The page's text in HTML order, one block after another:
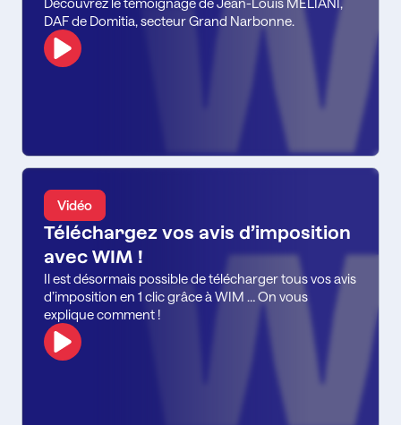
DAF de Domitia, secteur Grand Narbonne.
Vidéo
Téléchargez vos avis d’imposition
avec WIM !
Il est désormais possible de télécharger tous vos avis
d’imposition en 1 clic grâce à WIM … On vous
explique comment !